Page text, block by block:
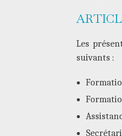
Les
suivants :